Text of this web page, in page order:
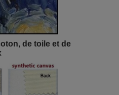
de toile et de